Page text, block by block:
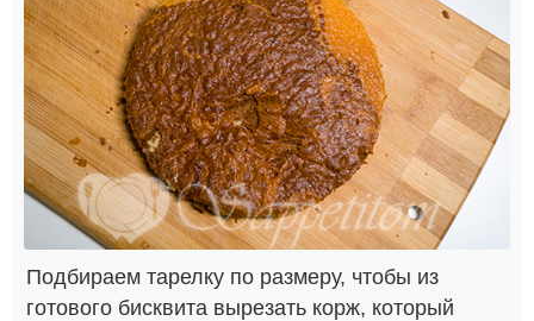
Подбираем тарелку по размеру, чтобы из
готового бисквита вырезать корж, который